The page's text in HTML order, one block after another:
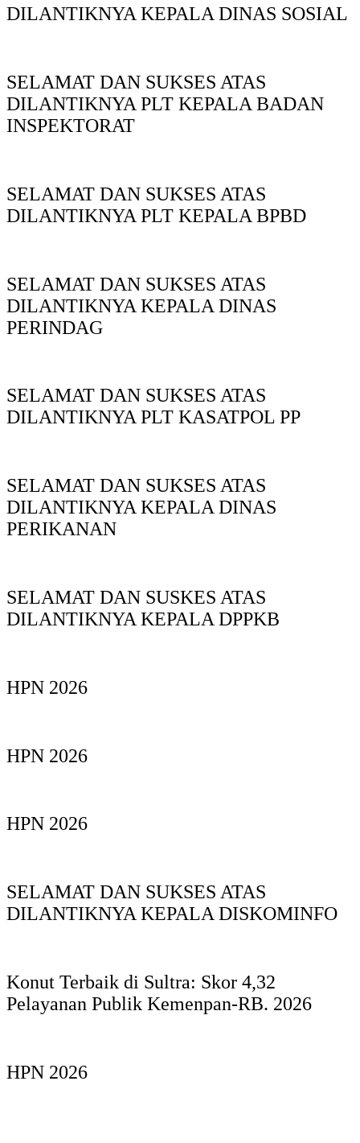
DILANTIKNYA KEPALA DINAS SOSIAL
SELAMAT DAN SUKSES ATAS
DILANTIKNYA PLT KEPALA BADAN
INSPEKTORAT
SELAMAT DAN SUKSES ATAS
DILANTIKNYA PLT KEPALA BPBD
SELAMAT DAN SUKSES ATAS
DILANTIKNYA KEPALA DINAS
PERINDAG
SELAMAT DAN SUKSES ATAS
DILANTIKNYA PLT KASATPOL PP
SELAMAT DAN SUKSES ATAS
DILANTIKNYA KEPALA DINAS
PERIKANAN
SELAMAT DAN SUSKES ATAS
DILANTIKNYA KEPALA DPPKB
HPN 2026
HPN 2026
HPN 2026
SELAMAT DAN SUKSES ATAS
DILANTIKNYA KEPALA DISKOMINFO
Konut Terbaik di Sultra: Skor 4,32
Pelayanan Publik Kemenpan-RB. 2026
HPN 2026